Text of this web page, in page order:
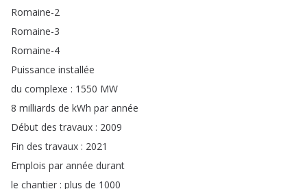
Romaine-2
Romaine-3
Romaine-4
Puissance installée
du complexe : 1550 MW
8 milliards de kWh par année
Début des travaux : 2009
Fin des travaux : 2021
Emplois par année durant
le chantier : plus de 1000